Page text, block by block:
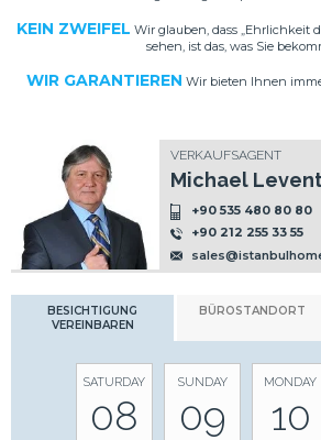
KEIN ZWEIFEL Wir glauben, dass „Ehrlichkeit
sehen, ist das, was Sie
WIR GARANTIEREN Wir bieten Ihnen
VERKAUFSAGENT
Michael
+90 535 480 80 80
+90 212 255 33 55
BESICHTIGUNG
VEREINBAREN
BÜROSTANDORT
SATURDAY
08
SUNDAY
09
MONDAY
10